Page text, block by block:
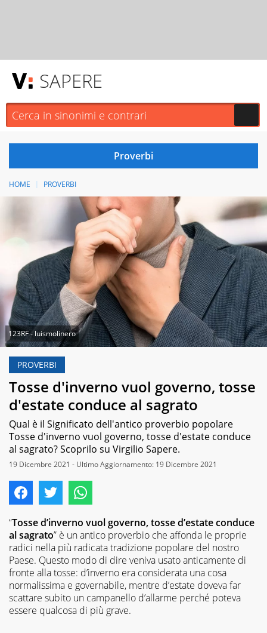
SAPERE
HOME PROVERBI
123RF - luismolinero
PROVERBI
Tosse d'inverno vuol governo, tosse
d'estate conduce al sagrato
Qual è il Significato dell'antico proverbio popolare
Tosse d'inverno vuol governo, tosse d'estate conduce
al sagrato? Scoprilo su Virgilio Sapere.
19 Dicembre 2021 - Ultimo Aggiornamento: 19 Dicembre 2021
“Tosse d’inverno vuol governo, tosse d’estate conduce
al sagrato” è un antico proverbio che affonda le proprie
radici nella più radicata tradizione popolare del nostro
Paese. Questo modo di dire veniva usato anticamente di
fronte alla tosse: d’inverno era considerata una cosa
normalissima e governabile, mentre d’estate doveva far
scattare subito un campanello d’allarme perché poteva
essere qualcosa di più grave.